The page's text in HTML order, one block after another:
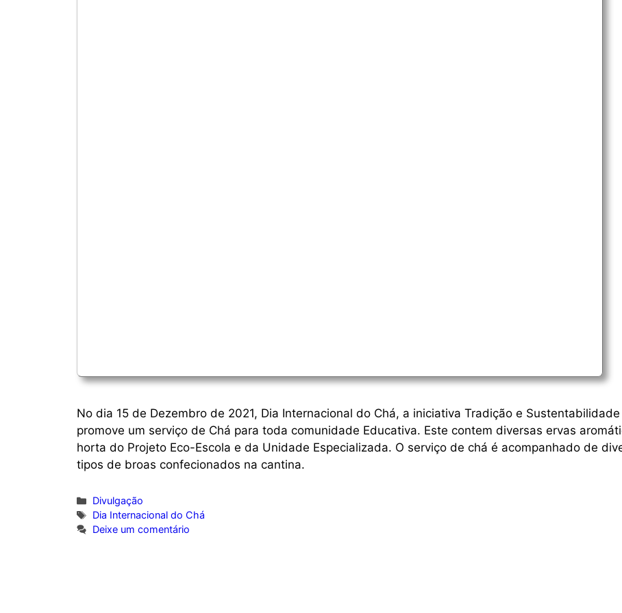
No dia 15 de Dezembro de 2021, Dia Internacional do Chá, a iniciativa Tradição e Sustentabilidade
promove um serviço de Chá para toda comunidade Educativa. Este contem diversas ervas
horta do Projeto Eco-Escola e da Unidade Especializada. O serviço de chá é acompanhado de
tipos de broas confecionados na cantina.
Categorias
Divulgação
Etiquetas
Dia Internacional do Chá
Deixe um comentário